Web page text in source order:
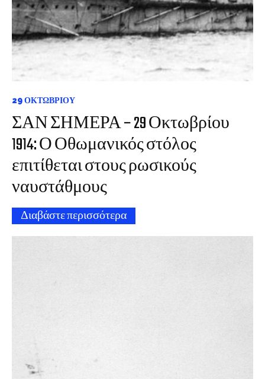
29 ΟΚΤΩΒΡΊΟΥ
ΣΑΝ ΣΗΜΕΡΑ – 29 Οκτωβρίου
1914: Ο Οθωμανικός στόλος
επιτίθεται στους ρωσικούς
ναυστάθμους
Διαβάστε περισσότερα